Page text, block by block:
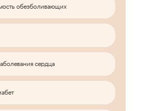
обезболивающих
сердца